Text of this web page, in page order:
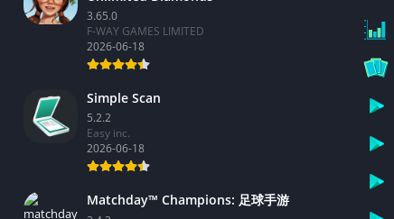
3.65.0
F-WAY GAMES LIMITED
2026-06-18
Simple Scan
5.2.2
Easy inc.
2026-06-18
Matchday™ Champions: 足球手游